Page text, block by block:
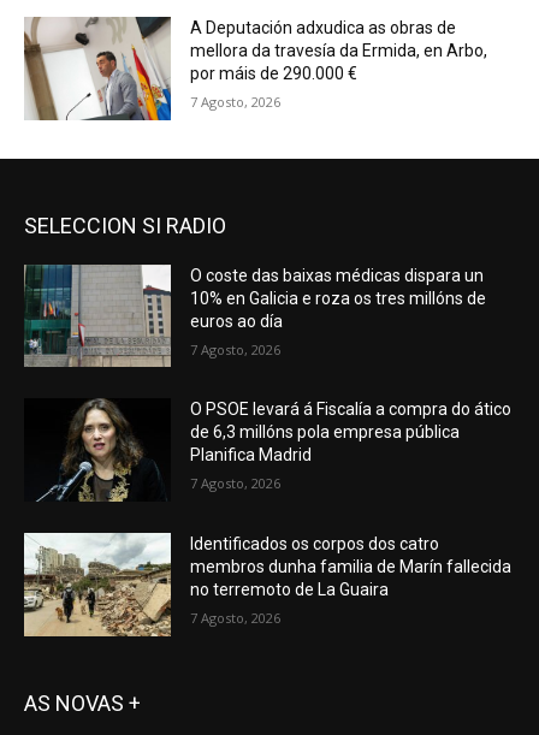
A Deputación adxudica as obras de
mellora da travesía da Ermida, en Arbo,
por máis de 290.000 €
7 Agosto, 2026
SELECCION SI RADIO
O coste das baixas médicas dispara un
10% en Galicia e roza os tres millóns de
euros ao día
7 Agosto, 2026
O PSOE levará á Fiscalía a compra do ático
de 6,3 millóns pola empresa pública
Planifica Madrid
7 Agosto, 2026
Identificados os corpos dos catro
membros dunha familia de Marín fallecida
no terremoto de La Guaira
7 Agosto, 2026
AS NOVAS +